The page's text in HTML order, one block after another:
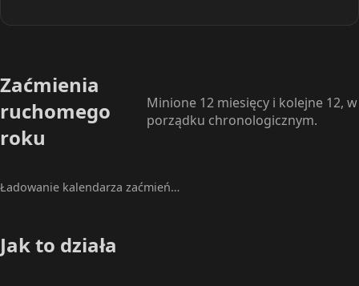
Zaćmienia
ruchomego
roku
Minione 12 miesięcy i kolejne 12, w
porządku chronologicznym.
Ładowanie kalendarza zaćmień…
Jak to działa